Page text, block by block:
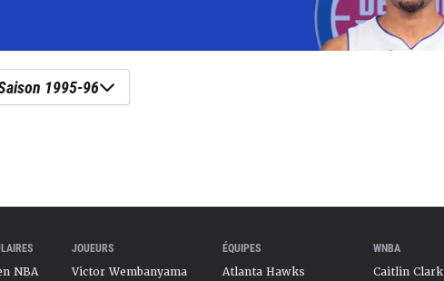
1995-96
NBA
JOUEURS
Victor Wembanyama
ÉQUIPES
Atlanta Hawks
WNBA
Caitlin Clark